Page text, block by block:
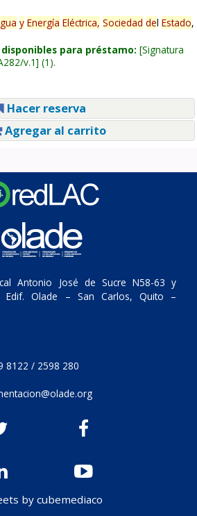
y Energía Eléctrica, Sociedad del Estado,
para préstamo: Signatura
v.1 (1).
Hacer reserva
Agregar al carrito
Antonio José de Sucre N58-63 y
Edif. Olade – San Carlos, Quito –
8122 / 2598 280
by cubemediaco